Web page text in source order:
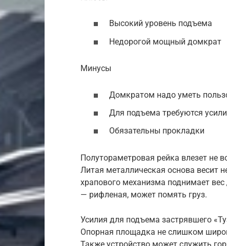
Высокий уровень подъема
Недорогой мощный домкрат
Минусы
Домкратом надо уметь
Для подъема требуются
Обязательны прокладки
Полутораметровая рейка влезет не
Литая металлическая основа весит
храпового механизма поднимает
— рифленая, может помять груз.
Усилия для подъема застрявшего
Опорная площадка не слишком